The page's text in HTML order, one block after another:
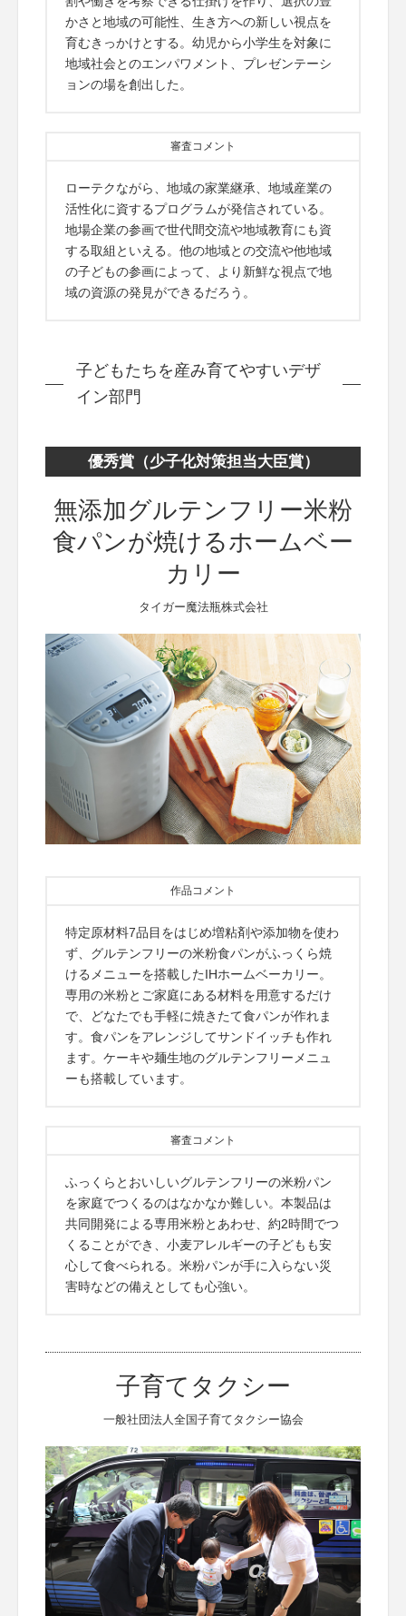
かさと地域の可能性、生き方への新しい視点を
育むきっかけとする。幼児から小学生を対象に
地域社会とのエンパワメント、プレゼンテーシ
ョンの場を創出した。
審査コメント
ローテクながら、地域の家業継承、地域産業の
活性化に資するプログラムが発信されている。
地場企業の参画で世代間交流や地域教育にも資
する取組といえる。他の地域との交流や他地域
の子どもの参画によって、より新鮮な視点で地
域の資源の発見ができるだろう。
子どもたちを産み育てやすいデザ
イン部門
優秀賞（少子化対策担当大臣賞）
無添加グルテンフリー米粉
食パンが焼けるホームベー
カリー
タイガー魔法瓶株式会社
作品コメント
特定原材料7品目をはじめ増粘剤や添加物を使わ
ず、グルテンフリーの米粉食パンがふっくら焼
けるメニューを搭載したIHホームベーカリー。
専用の米粉とご家庭にある材料を用意するだけ
で、どなたでも手軽に焼きたて食パンが作れま
す。食パンをアレンジしてサンドイッチも作れ
ます。ケーキや麺生地のグルテンフリーメニュ
ーも搭載しています。
審査コメント
ふっくらとおいしいグルテンフリーの米粉パン
を家庭でつくるのはなかなか難しい。本製品は
共同開発による専用米粉とあわせ、約2時間でつ
くることができ、小麦アレルギーの子どもも安
心して食べられる。米粉パンが手に入らない災
害時などの備えとしても心強い。
子育てタクシー
一般社団法人全国子育てタクシー協会